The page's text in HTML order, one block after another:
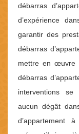
débarras
d’expérience
garantir des
débarras
mettre en œuvre
débarras
interventions se
aucun dégât
d’appartement